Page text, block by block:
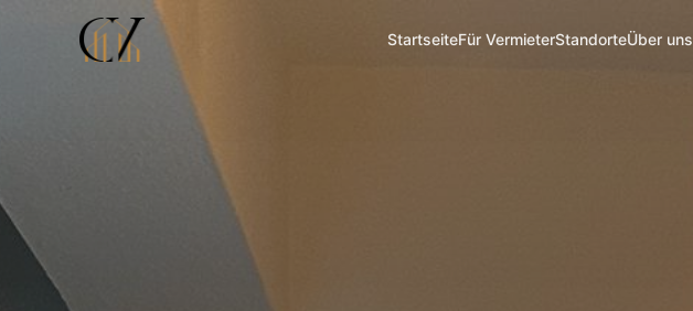
StartseiteFür VermieterStandorteÜber uns